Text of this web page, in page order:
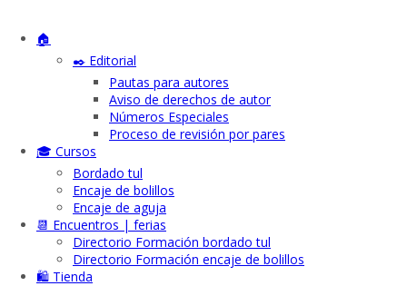
🏠
✒️ Editorial
Pautas para autores
Aviso de derechos de autor
Números Especiales
Proceso de revisión por pares
🎓 Cursos
Bordado tul
Encaje de bolillos
Encaje de aguja
📆 Encuentros | ferias
Directorio Formación bordado tul
Directorio Formación encaje de bolillos
🛍️ Tienda